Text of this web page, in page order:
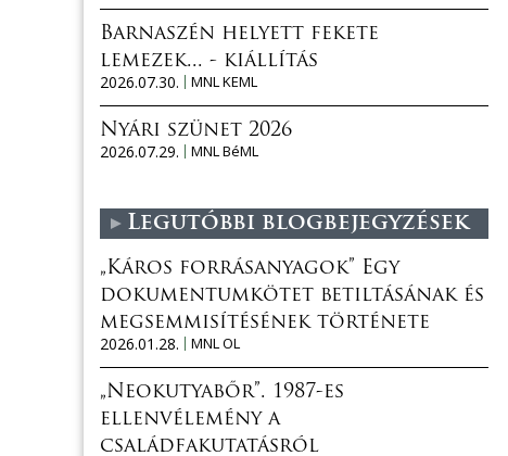
Barnaszén helyett fekete
lemezek... - kiállítás
2026.07.30.
MNL KEML
Nyári szünet 2026
2026.07.29.
MNL BéML
Legutóbbi blogbejegyzések
„Káros forrásanyagok” Egy
dokumentumkötet betiltásának és
megsemmisítésének története
2026.01.28.
MNL OL
„Neokutyabőr”. 1987-es
ellenvélemény a
családfakutatásról